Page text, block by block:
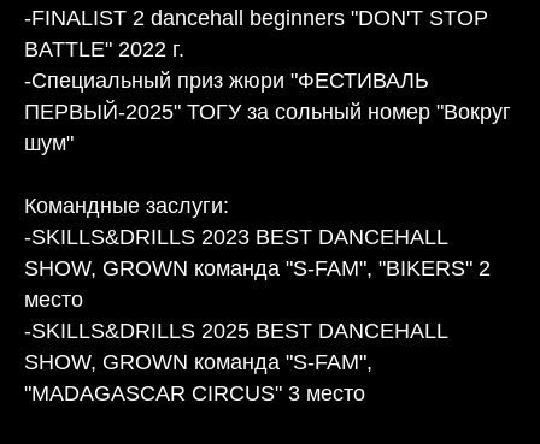
-FINALIST 2 dancehall beginners "DON'T STOP
BATTLE" 2022 г.
-Специальный приз жюри "ФЕСТИВАЛЬ
ПЕРВЫЙ-2025" ТОГУ за сольный номер "Вокруг
шум"
Командные заслуги:
-SKILLS&DRILLS 2023 BEST DANCEHALL
SHOW, GROWN команда "S-FAM", "BIKERS" 2
место
-SKILLS&DRILLS 2025 BEST DANCEHALL
SHOW, GROWN команда "S-FAM",
"MADAGASCAR CIRCUS" 3 место